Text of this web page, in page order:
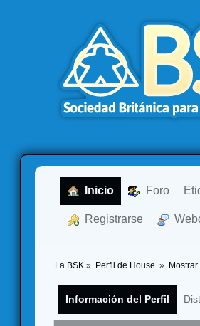
Inicio Foro
Registrarse
La BSK » Perfil de House »
Información del Perfil